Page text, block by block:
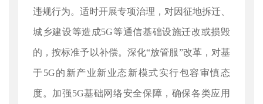
违规行为。适时开展专项治理，对因征地拆迁、
城乡建设等造成5G等通信基础设施迁改或损毁
的，按标准予以补偿。深化“放管服”改革，对基
于5G的新产业新业态新模式实行包容审慎态
度。加强5G基础网络安全保障，确保各类应用